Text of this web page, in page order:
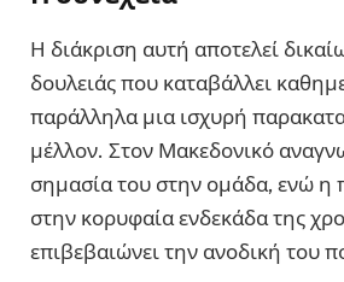
Η διάκριση αυτή αποτελεί
δουλειάς που καταβάλλει
παράλληλα μια ισχυρή
μέλλον. Στον Μακεδονικό
σημασία του στην ομάδα, ενώ η
στην κορυφαία ενδεκάδα της
επιβεβαιώνει την ανοδική του